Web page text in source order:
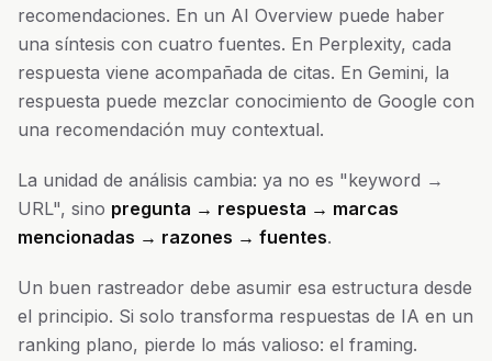
recomendaciones. En un AI Overview puede haber
una síntesis con cuatro fuentes. En Perplexity, cada
respuesta viene acompañada de citas. En Gemini, la
respuesta puede mezclar conocimiento de Google con
una recomendación muy contextual.
La unidad de análisis cambia: ya no es "keyword →
URL", sino pregunta → respuesta → marcas
mencionadas → razones → fuentes.
Un buen rastreador debe asumir esa estructura desde
el principio. Si solo transforma respuestas de IA en un
ranking plano, pierde lo más valioso: el framing.